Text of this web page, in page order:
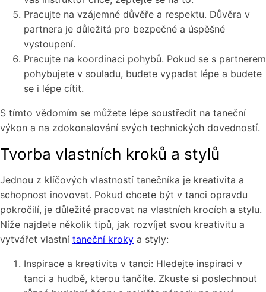
Pracujte na vzájemné důvěře a respektu. Důvěra v
partnera je důležitá pro bezpečné a úspěšné
vystoupení.
Pracujte na koordinaci pohybů. Pokud se s partnerem
pohybujete v souladu, budete vypadat lépe a budete
se i lépe cítit.
S tímto vědomím se můžete lépe soustředit na taneční
výkon a na zdokonalování svých technických dovedností.
Tvorba vlastních kroků a stylů
Jednou z klíčových vlastností tanečníka je kreativita a
schopnost inovovat. Pokud chcete být v tanci opravdu
pokročilí, je důležité pracovat na vlastních krocích a stylu.
Níže najdete několik tipů, jak rozvíjet svou kreativitu a
vytvářet vlastní taneční kroky a styly:
Inspirace a kreativita v tanci: Hledejte inspiraci v
tanci a hudbě, kterou tančíte. Zkuste si poslechnout